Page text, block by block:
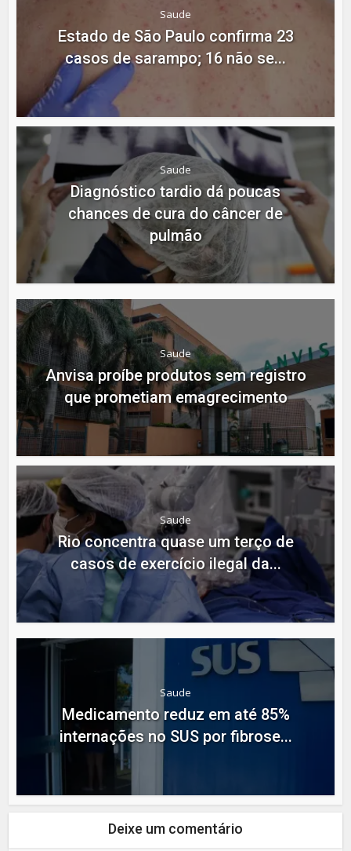
Saude
Estado de São Paulo confirma 23
casos de sarampo; 16 não se...
Saude
Diagnóstico tardio dá poucas
chances de cura do câncer de
pulmão
Saude
Anvisa proíbe produtos sem registro
que prometiam emagrecimento
Saude
Rio concentra quase um terço de
casos de exercício ilegal da...
Saude
Medicamento reduz em até 85%
internações no SUS por fibrose...
Deixe um comentário